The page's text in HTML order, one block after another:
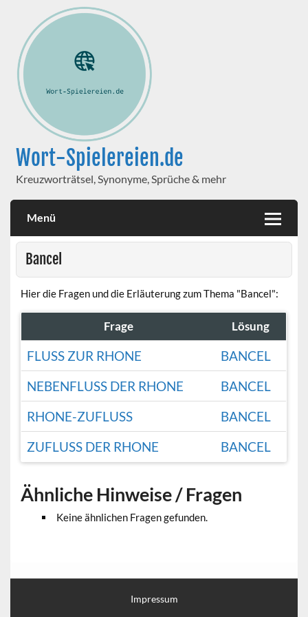
Wort-Spielereien.de
Kreuzworträtsel, Synonyme, Sprüche & mehr
Menü
Bancel
Hier die Fragen und die Erläuterung zum Thema "Bancel":
Frage Lösung
FLUSS ZUR RHONE
BANCEL
NEBENFLUSS DER RHONE
BANCEL
RHONE-ZUFLUSS
BANCEL
ZUFLUSS DER RHONE
BANCEL
Ähnliche Hinweise / Fragen
Keine ähnlichen Fragen gefunden.
Impressum